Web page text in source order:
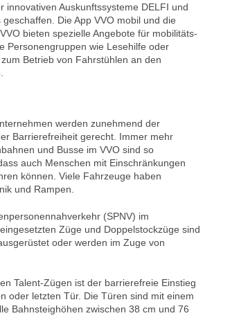
innovativen Auskunftssysteme DELFI und
geschaffen. Die App VVO mobil und die
bieten spezielle Angebote für mobilitäts­
Personengruppen wie Lesehilfe oder
Betrieb von Fahrstühlen an den
werden zunehmend der
Barrierefreiheit gerecht. Immer mehr
und Busse im VVO sind so
auch Menschen mit Einschränkungen
können. Viele Fahrzeuge haben
und Rampen.
(SPNV) im
Züge und Doppelstockzüge sind
oder werden im Zuge von
Talent-Zügen ist der barrierefreie Einstieg
oder letzten Tür. Die Türen sind mit einem
Bahnsteighöhen zwischen 38 cm und 76